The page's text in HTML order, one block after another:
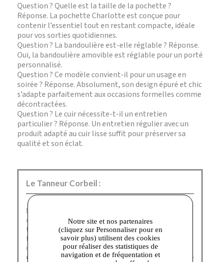
Question ? Quelle est la taille de la pochette ?
Réponse. La pochette Charlotte est conçue pour
contenir l’essentiel tout en restant compacte, idéale
pour vos sorties quotidiennes.
Question ? La bandoulière est-elle réglable ? Réponse.
Oui, la bandoulière amovible est réglable pour un porté
personnalisé.
Question ? Ce modèle convient-il pour un usage en
soirée ? Réponse. Absolument, son design épuré et chic
s’adapte parfaitement aux occasions formelles comme
décontractées.
Question ? Le cuir nécessite-t-il un entretien
particulier ? Réponse. Un entretien régulier avec un
produit adapté au cuir lisse suffit pour préserver sa
qualité et son éclat.
Le Tanneur Corbeil :
Depuis 1898,
des
sacs et des accessoires nobleset essentiels qui
traversent le temps, sans prendre une ride. A toutes les
femmes et les hommes revendiquant une allure
intemporelle, Le Tanneur propose unelarge collection
de maroquinerieà porter au quotidien et aimer toute une
Notre site et nos partenaires
(cliquez sur Personnaliser pour en
savoir plus) utilisent des cookies
pour réaliser des statistiques de
navigation et de fréquentation et